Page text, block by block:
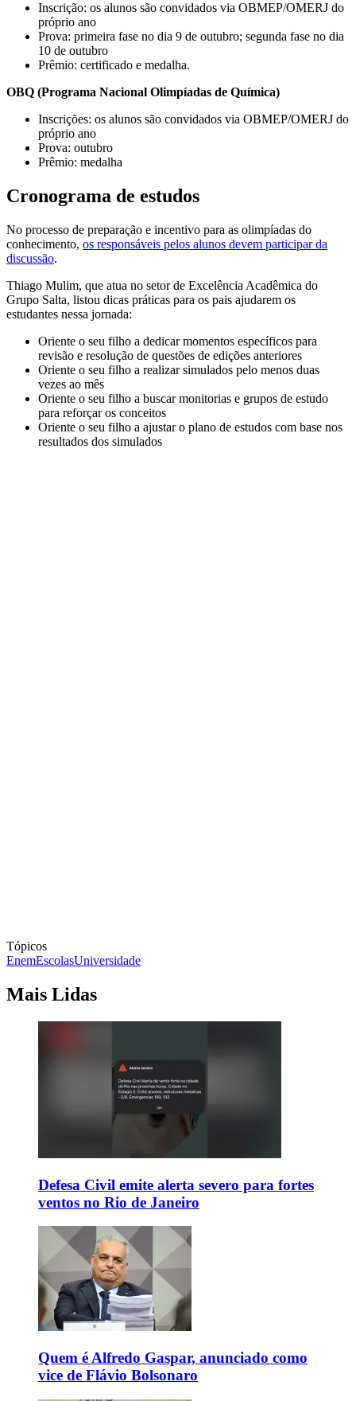
Inscrição: os alunos são convidados via OBMEP/OMERJ do
próprio ano
Prova: primeira fase no dia 9 de outubro; segunda fase no dia
10 de outubro
Prêmio: certificado e medalha.
OBQ (Programa Nacional Olimpíadas de Química)
Inscrições: os alunos são convidados via OBMEP/OMERJ do
próprio ano
Prova: outubro
Prêmio: medalha
Cronograma de estudos
No processo de preparação e incentivo para as olimpíadas do
conhecimento, os responsáveis pelos alunos devem participar da
discussão.
Thiago Mulim, que atua no setor de Excelência Acadêmica do
Grupo Salta, listou dicas práticas para os pais ajudarem os
estudantes nessa jornada:
Oriente o seu filho a dedicar momentos específicos para
revisão e resolução de questões de edições anteriores
Oriente o seu filho a realizar simulados pelo menos duas
vezes ao mês
Oriente o seu filho a buscar monitorias e grupos de estudo
para reforçar os conceitos
Oriente o seu filho a ajustar o plano de estudos com base nos
resultados dos simulados
Tópicos
EnemEscolasUniversidade
Mais Lidas
Defesa Civil emite alerta severo para fortes
ventos no Rio de Janeiro
Quem é Alfredo Gaspar, anunciado como
vice de Flávio Bolsonaro